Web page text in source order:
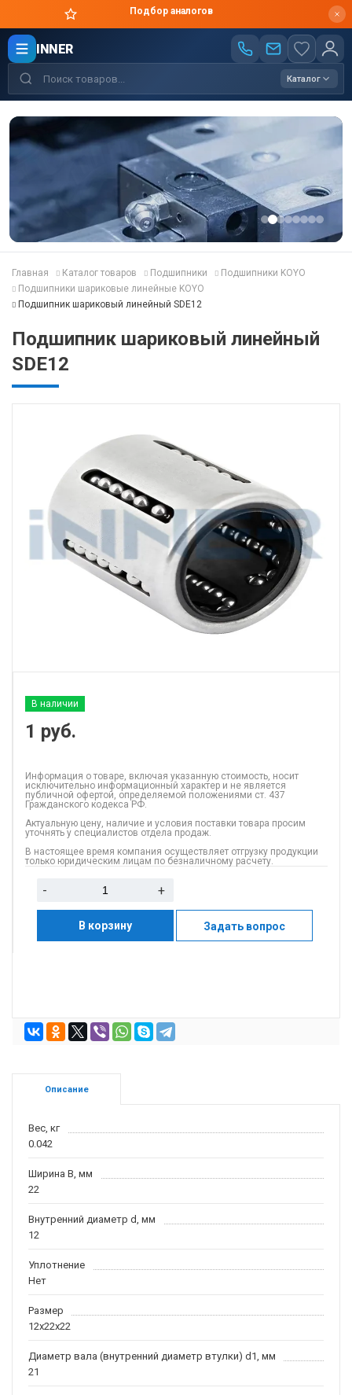
Подбор аналогов
INNER
Каталог
Главная Каталог товаров Подшипники
Подшипники KOYO
Подшипники шариковые линейные KOYO
Подшипник шариковый линейный SDE12
Подшипник шариковый линейный
SDE12
В наличии
1 руб.
Информация о товаре, включая указанную стоимость, носит
исключительно информационный характер и не является
публичной офертой, определяемой положениями ст. 437
Гражданского кодекса РФ.
Актуальную цену, наличие и условия поставки товара просим
уточнять у специалистов отдела продаж.
В настоящее время компания осуществляет отгрузку продукции
только юридическим лицам по безналичному расчету.
- +
В корзину Задать вопрос
Описание
Вес, кг
0.042
Ширина B, мм
22
Внутренний диаметр d, мм
12
Уплотнение
Нет
Размер
12x22x22
Диаметр вала (внутренний диаметр втулки) d1, мм
21